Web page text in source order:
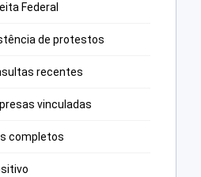
Federal
de protestos
recentes
vinculadas
completos